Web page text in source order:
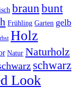
braun bunt
Frühling Garten gelb
Holz
Natur Naturholz
schwarz
Look